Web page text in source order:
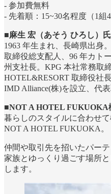
- 参加費無料
- 先着順：15~30名程度（1組
■麻生 宏（あそう ひろし）
1963 年生まれ、長崎県出身
取締役総支配人、96 年カト
州支社長。KPG 本社常務取
HOTEL&RESORT 取締役社
IMD Alliance(株)を設立、代表
■NOT A HOTEL FUKUOKA
暮らしのスタイルに合わせ
NOT A HOTEL FUKUOKA。
仲間や取引先を招いたパー
家族とゆっくり過ごす場所
します。